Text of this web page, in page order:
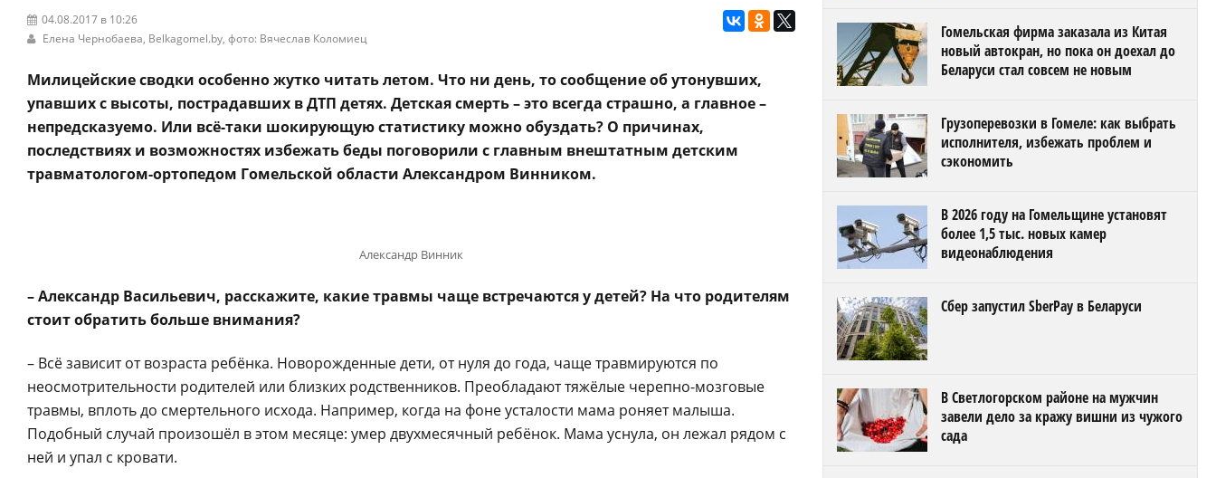
04.08.2017 в 10:26
Елена Чернобаева, Belkagomel.by, фото: Вячеслав Коломиец
Милицейские сводки особенно жутко читать летом. Что ни день, то сообщение об утонувших,
упавших с высоты, пострадавших в ДТП детях. Детская смерть – это всегда страшно, а главное –
непредсказуемо. Или всё-таки шокирующую статистику можно обуздать? О причинах,
последствиях и возможностях избежать беды поговорили с главным внештатным детским
травматологом-ортопедом Гомельской области Александром Винником.
Александр Винник
– Александр Васильевич, расскажите, какие травмы чаще встречаются у детей? На что родителям
стоит обратить больше внимания?
– Всё зависит от возраста ребёнка. Новорожденные дети, от нуля до года, чаще травмируются по
неосмотрительности родителей или близких родственников. Преобладают тяжёлые черепно-мозговые
травмы, вплоть до смертельного исхода. Например, когда на фоне усталости мама роняет малыша.
Подобный случай произошёл в этом месяце: умер двухмесячный ребёнок. Мама уснула, он лежал рядом с
ней и упал с кровати.
Гомельская фирма заказала из Китая
новый автокран, но пока он доехал до
Беларуси стал совсем не новым
Грузоперевозки в Гомеле: как выбрать
исполнителя, избежать проблем и
сэкономить
В 2026 году на Гомельщине установят
более 1,5 тыс. новых камер
видеонаблюдения
Сбер запустил SberPay в Беларуси
В Светлогорском районе на мужчин
завели дело за кражу вишни из чужого
сада